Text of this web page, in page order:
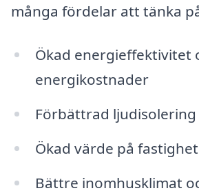
många fördelar att tänka
Ökad energieffektivitet
energikostnader
Förbättrad ljudisolering
Ökad värde på
Bättre inomhusklimat